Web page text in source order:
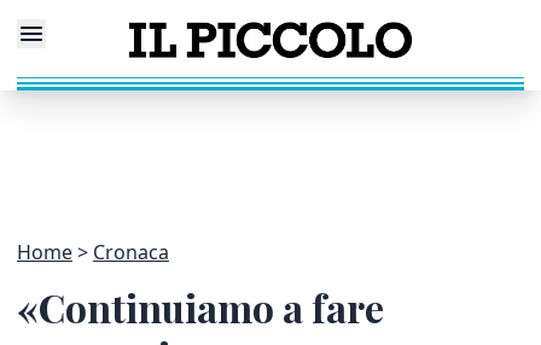
Home Cronaca
«Continuiamo a fare